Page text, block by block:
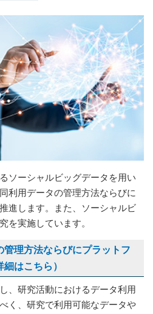
ソーシャルビッグデータを用い
利用データの管理方法ならびに
進します。また、ソーシャルビ
を実施しています。
管理方法ならびにプラットフ
はこちら）
、研究活動におけるデータ利用
く、研究で利用可能なデータや